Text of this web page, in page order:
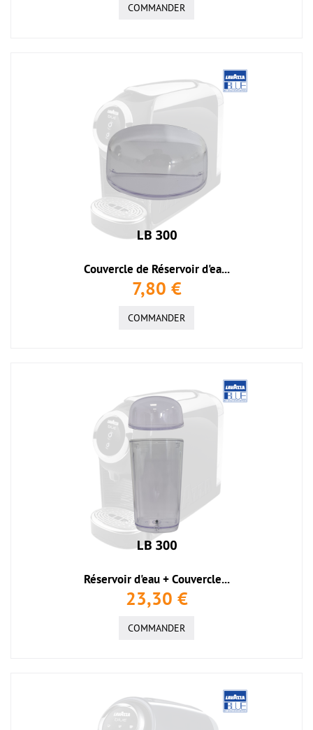
COMMANDER
Couvercle de Réservoir d'ea...
7,80 €
COMMANDER
Réservoir d'eau + Couvercle...
23,30 €
COMMANDER